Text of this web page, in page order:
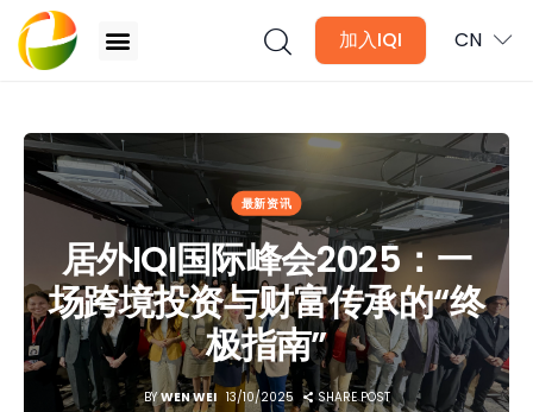
加入IQI CN
文章
月讯
数位媒体
房产入门
最新资讯
居外IQI国际峰会2025：一
场跨境投资与财富传承的“终
极指南”
BY WEN WEI 13/10/2025 SHARE POST